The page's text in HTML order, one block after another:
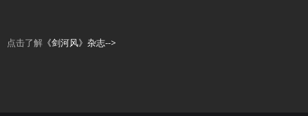
点击了解 《剑河风》杂志-->